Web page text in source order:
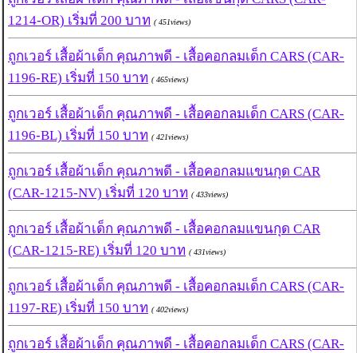
1214-OR) เริ่มที่ 200 บาท ( 451views)
ถูกเวอร์ เสื้อผ้าเด็ก คุณภาพดี - เสื้อคอกลมเด็ก CARS (CAR-
1196-RE) เริ่มที่ 150 บาท ( 465views)
ถูกเวอร์ เสื้อผ้าเด็ก คุณภาพดี - เสื้อคอกลมเด็ก CARS (CAR-
1196-BL) เริ่มที่ 150 บาท ( 421views)
ถูกเวอร์ เสื้อผ้าเด็ก คุณภาพดี - เสื้อคอกลมแขนกุด CAR
(CAR-1215-NV) เริ่มที่ 120 บาท ( 433views)
ถูกเวอร์ เสื้อผ้าเด็ก คุณภาพดี - เสื้อคอกลมแขนกุด CAR
(CAR-1215-RE) เริ่มที่ 120 บาท ( 431views)
ถูกเวอร์ เสื้อผ้าเด็ก คุณภาพดี - เสื้อคอกลมเด็ก CARS (CAR-
1197-RE) เริ่มที่ 150 บาท ( 402views)
ถูกเวอร์ เสื้อผ้าเด็ก คุณภาพดี - เสื้อคอกลมเด็ก CARS (CAR-